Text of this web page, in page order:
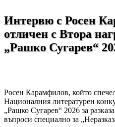
Интервю с Росен
отличен с Втора
„Рашко Сугарев“
Росен Карамфилов, който
Националния литературен
„Рашко Сугарев“ 2026 за
въпроси специално за